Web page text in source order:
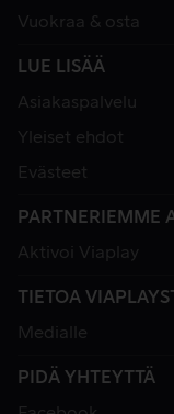
Vuokraa & osta
LUE LISÄÄ
Asiakaspalvelu
Yleiset ehdot
Evästeet
PARTNERIEMME
Aktivoi Viaplay
TIETOA
Medialle
PIDÄ YHTEYTTÄ